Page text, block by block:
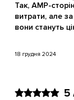
Так, AMP-
витрати, але
вони стануть
18 грудня 2024
5